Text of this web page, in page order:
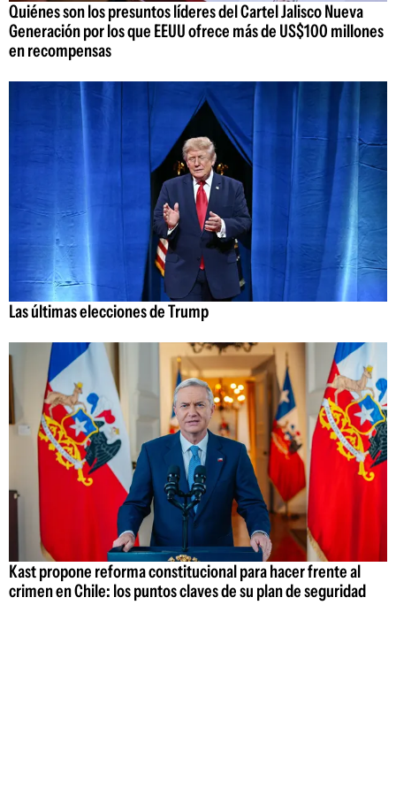
Quiénes son los presuntos líderes del Cartel Jalisco Nueva
Generación por los que EEUU ofrece más de US$100 millones
en recompensas
Las últimas elecciones de Trump
Kast propone reforma constitucional para hacer frente al
crimen en Chile: los puntos claves de su plan de seguridad